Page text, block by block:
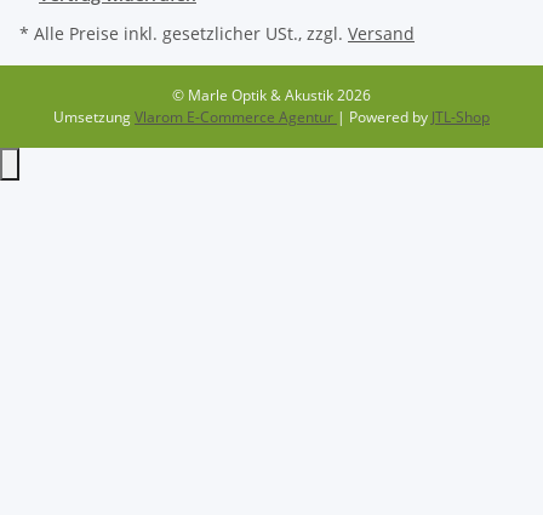
* Alle Preise inkl. gesetzlicher USt., zzgl. Versand
© Marle Optik & Akustik 2026
UmsetzungVlarom E-Commerce Agentur | Powered by JTL-Shop